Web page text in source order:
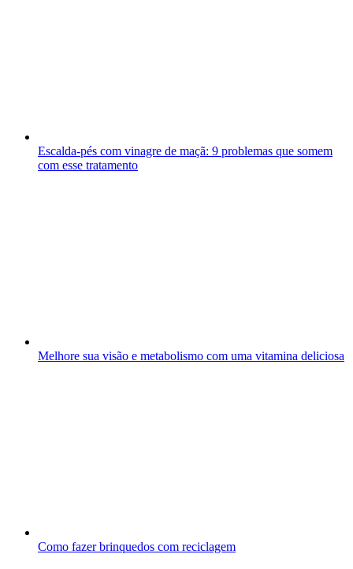
Escalda-pés com vinagre de maçã: 9 problemas que somem
com esse tratamento
Melhore sua visão e metabolismo com uma vitamina deliciosa
Como fazer brinquedos com reciclagem